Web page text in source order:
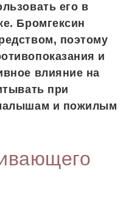
его в
Бромгексин
поэтому
и
влияние на
при
и пожилым